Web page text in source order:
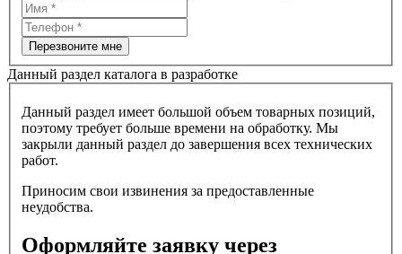
Перезвоните мне
Данный раздел каталога в разработке
Данный раздел имеет большой объем товарных позиций,
поэтому требует больше времени на обработку. Мы
закрыли данный раздел до завершения всех технических
работ.
Приносим свои извинения за предоставленные
неудобства.
Оформляйте заявку через